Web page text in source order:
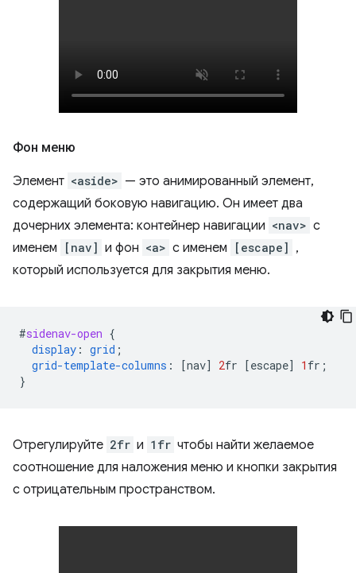
Фон меню
Элемент <aside> — это анимированный элемент,
содержащий боковую навигацию. Он имеет два
дочерних элемента: контейнер навигации <nav> с
именем
[nav] и фон <a> с именем [escape] ,
который используется для закрытия меню.
#sidenav-open {
display : grid ;
grid-template-columns : [nav] 2fr [escape] 1 fr ;
}
Отрегулируйте 2fr и 1fr чтобы найти желаемое
соотношение для наложения меню и кнопки закрытия
с отрицательным пространством.